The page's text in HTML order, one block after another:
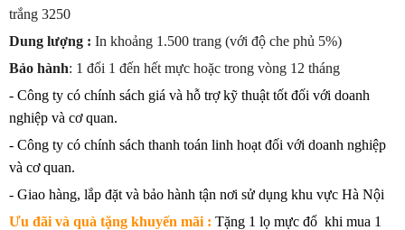
trắng 3250
Dung lượng : In khoảng 1.500 trang (với độ che phủ 5%)
Bảo hành: 1 đổi 1 đến hết mực hoặc trong vòng 12 tháng
- Công ty có chính sách giá và hỗ trợ kỹ thuật tốt đối với doanh
nghiệp và cơ quan.
- Công ty có chính sách thanh toán linh hoạt đối với doanh nghiệp
và cơ quan.
- Giao hàng, lắp đặt và bảo hành tận nơi sử dụng khu vực Hà Nội
Ưu đãi và quà tặng khuyến mãi : Tặng 1 lọ mực đổ khi mua 1